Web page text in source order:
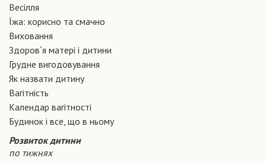
Весілля
Їжа: корисно та смачно
Виховання
Здоров´я матері і дитини
Грудне вигодовування
Як назвати дитину
Вагiтнiсть
Календар вагітності
Будинок і все, що в ньому
Розвиток дитини
по тижнях